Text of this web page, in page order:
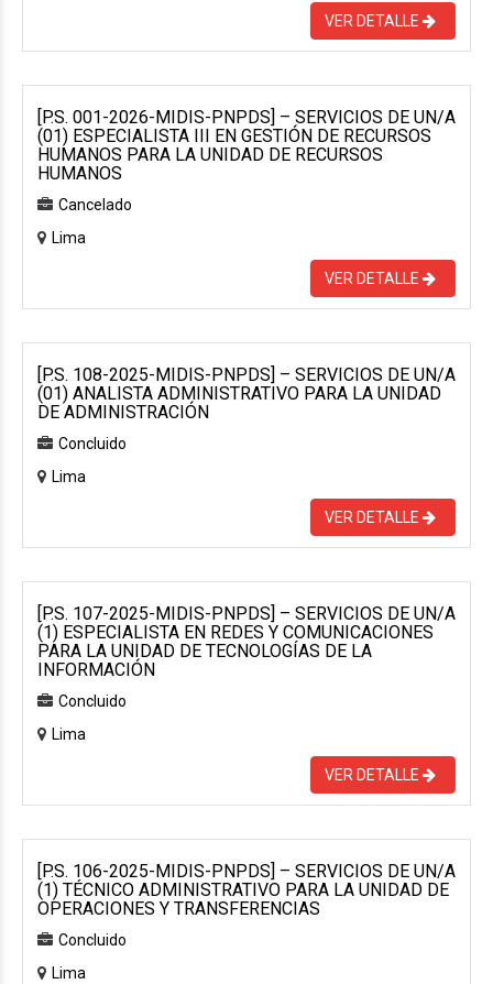
VER DETALLE
[P.S. 001-2026-MIDIS-PNPDS] – SERVICIOS DE UN/A
(01) ESPECIALISTA III EN GESTIÓN DE RECURSOS
HUMANOS PARA LA UNIDAD DE RECURSOS
HUMANOS
Cancelado
Lima
VER DETALLE
[P.S. 108-2025-MIDIS-PNPDS] – SERVICIOS DE UN/A
(01) ANALISTA ADMINISTRATIVO PARA LA UNIDAD
DE ADMINISTRACIÓN
Concluido
Lima
VER DETALLE
[P.S. 107-2025-MIDIS-PNPDS] – SERVICIOS DE UN/A
(1) ESPECIALISTA EN REDES Y COMUNICACIONES
PARA LA UNIDAD DE TECNOLOGÍAS DE LA
INFORMACIÓN
Concluido
Lima
VER DETALLE
[P.S. 106-2025-MIDIS-PNPDS] – SERVICIOS DE UN/A
(1) TÉCNICO ADMINISTRATIVO PARA LA UNIDAD DE
OPERACIONES Y TRANSFERENCIAS
Concluido
Lima